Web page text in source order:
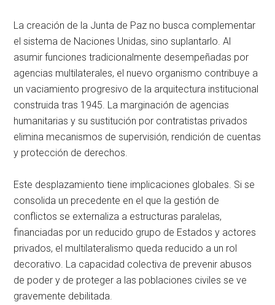
La creación de la Junta de Paz no busca complementar
el sistema de Naciones Unidas, sino suplantarlo. Al
asumir funciones tradicionalmente desempeñadas por
agencias multilaterales, el nuevo organismo contribuye a
un vaciamiento progresivo de la arquitectura institucional
construida tras 1945. La marginación de agencias
humanitarias y su sustitución por contratistas privados
elimina mecanismos de supervisión, rendición de cuentas
y protección de derechos.
Este desplazamiento tiene implicaciones globales. Si se
consolida un precedente en el que la gestión de
conflictos se externaliza a estructuras paralelas,
financiadas por un reducido grupo de Estados y actores
privados, el multilateralismo queda reducido a un rol
decorativo. La capacidad colectiva de prevenir abusos
de poder y de proteger a las poblaciones civiles se ve
gravemente debilitada.